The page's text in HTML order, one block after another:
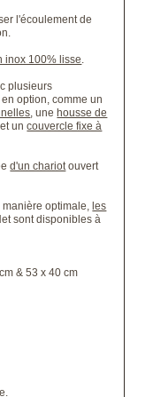
l'écoulement de
inox 100% lisse
plusieurs
option, comme un
, unehousse de
et uncouvercle fixe à
d'un chariot ouvert
manière optimale,les
sont disponibles à
& 53 x 40 cm